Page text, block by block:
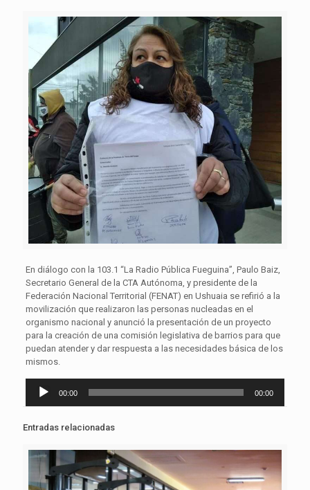
En diálogo con la 103.1 “La Radio Pública Fueguina”, Paulo Baiz,
Secretario General de la CTA Autónoma, y presidente de la
Federación Nacional Territorial (FENAT) en Ushuaia se refirió a la
movilización que realizaron las personas nucleadas en el
organismo nacional y anunció la presentación de un proyecto
para la creación de una comisión legislativa de barrios para que
puedan atender y dar respuesta a las necesidades básica de los
mismos.
Reproductor
00:00 00:00
Entradas relacionadas